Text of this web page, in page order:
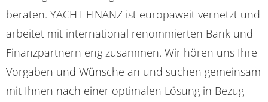
beraten. YACHT-FINANZ ist europaweit vernetzt und
arbeitet mit international renommierten Bank und
Finanzpartnern eng zusammen. Wir hören uns Ihre
Vorgaben und Wünsche an und suchen gemeinsam
mit Ihnen nach einer optimalen Lösung in Bezug